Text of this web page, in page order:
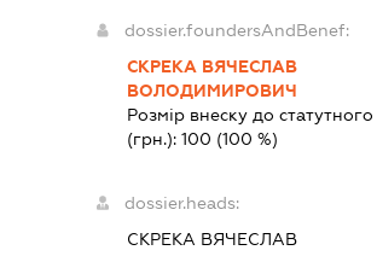
dossier.foundersAndBenef:
СКРЕКА ВЯЧЕСЛАВ
ВОЛОДИМИРОВИЧ
Розмір внеску до
(грн.):100 (100 %)
dossier.heads:
СКРЕКА ВЯЧЕСЛАВ